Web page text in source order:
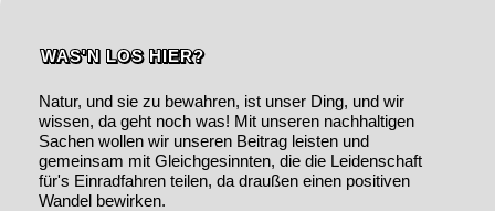
WAS'N LOS HIER?
Natur, und sie zu bewahren, ist unser Ding, und wir
wissen, da geht noch was! Mit unseren nachhaltigen
Sachen wollen wir unseren Beitrag leisten und
gemeinsam mit Gleichgesinnten, die die Leidenschaft
für's Einradfahren teilen, da draußen einen positiven
Wandel bewirken.